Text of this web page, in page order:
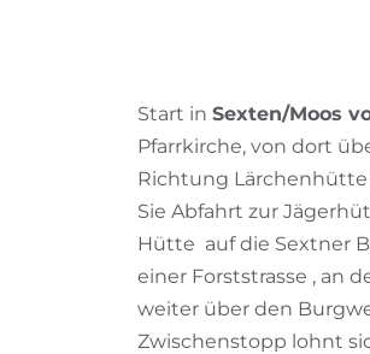
Start in Sexten/Moos
Pfarrkirche, von dort
Richtung Lärchenhütte
Sie Abfahrt zur
Hütte auf die Sextner
einer Forststrasse , an
weiter über den
Zwischenstopp lohnt